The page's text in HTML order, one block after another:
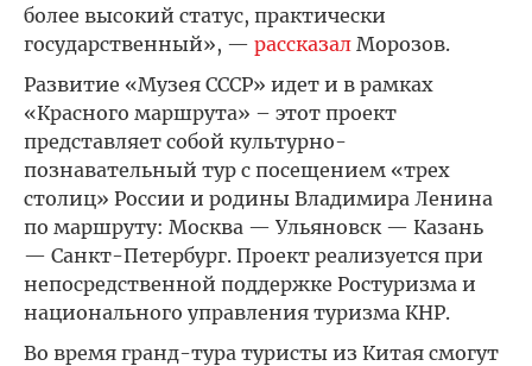
более высокий статус, практически
государственный», — рассказал Морозов.
Развитие «Музея СССР» идет и в рамках
«Красного маршрута» – этот проект
представляет собой культурно-
познавательный тур с посещением «трех
столиц» России и родины Владимира Ленина
по маршруту: Москва — Ульяновск — Казань
— Санкт-Петербург. Проект реализуется при
непосредственной поддержке Ростуризма и
национального управления туризма КНР.
Во время гранд-тура туристы из Китая смогут